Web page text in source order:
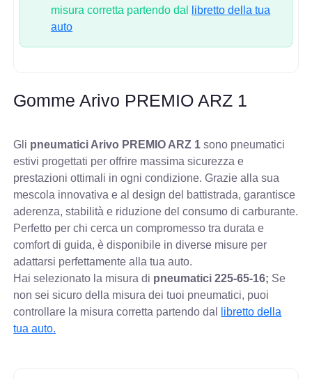
misura corretta partendo dal
libretto della tua
auto
Gomme Arivo PREMIO ARZ 1
Gli pneumatici Arivo PREMIO ARZ 1 sono pneumatici
estivi progettati per offrire massima sicurezza e
prestazioni ottimali in ogni condizione. Grazie alla sua
mescola innovativa e al design del battistrada, garantisce
aderenza, stabilità e riduzione del consumo di carburante.
Perfetto per chi cerca un compromesso tra durata e
comfort di guida, è disponibile in diverse misure per
adattarsi perfettamente alla tua auto.
Hai selezionato la misura di pneumatici225-65-16; Se
non sei sicuro della misura dei tuoi pneumatici, puoi
controllare la misura corretta partendo dal
libretto della
tua auto.